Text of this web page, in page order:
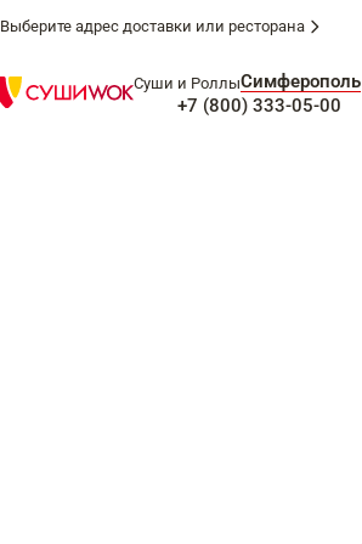
Выберите адрес доставки или ресторана
Суши и РоллыСимферополь
+7 (800) 333-05-00